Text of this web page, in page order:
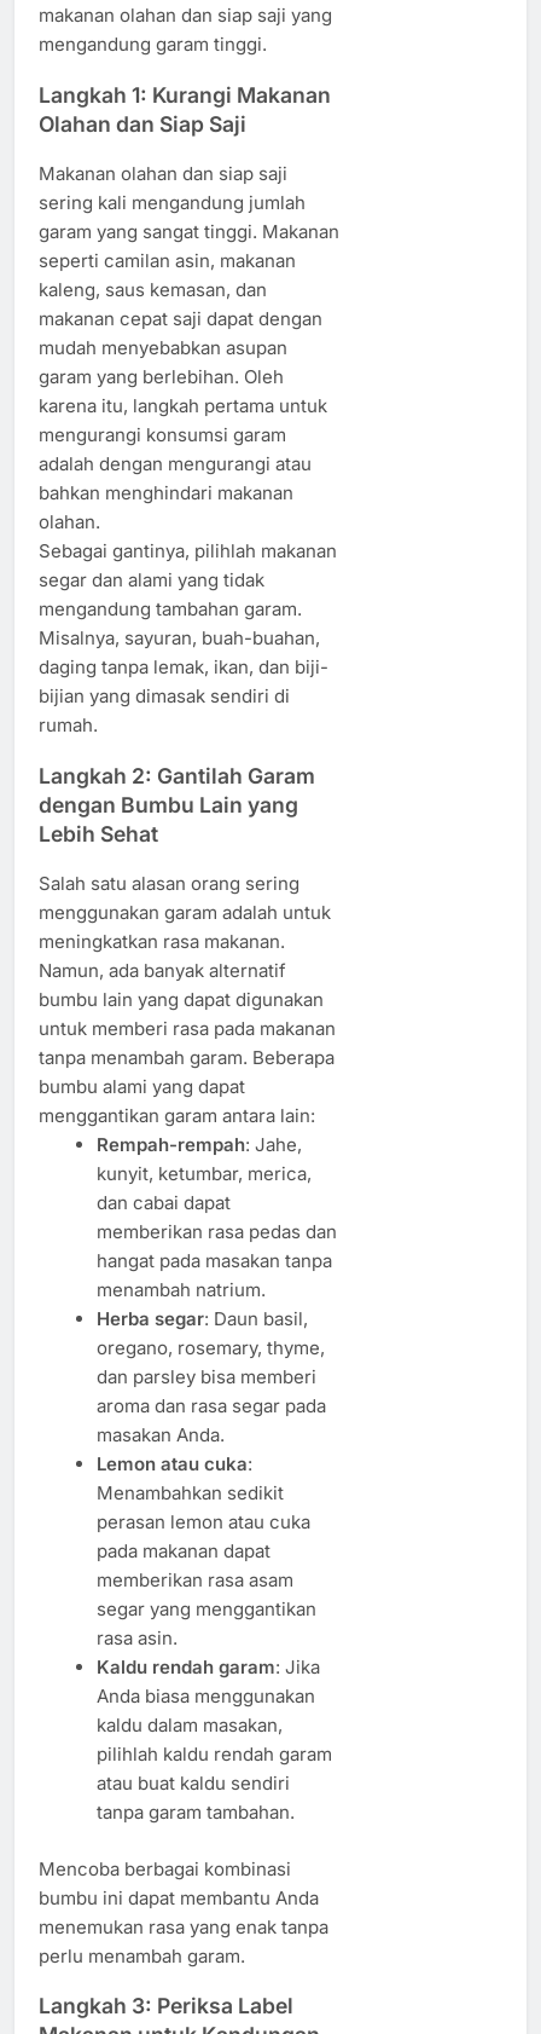
makanan olahan dan siap saji yang
mengandung garam tinggi.
Langkah 1: Kurangi Makanan
Olahan dan Siap Saji
Makanan olahan dan siap saji
sering kali mengandung jumlah
garam yang sangat tinggi. Makanan
seperti camilan asin, makanan
kaleng, saus kemasan, dan
makanan cepat saji dapat dengan
mudah menyebabkan asupan
garam yang berlebihan. Oleh
karena itu, langkah pertama untuk
mengurangi konsumsi garam
adalah dengan mengurangi atau
bahkan menghindari makanan
olahan.
Sebagai gantinya, pilihlah makanan
segar dan alami yang tidak
mengandung tambahan garam.
Misalnya, sayuran, buah-buahan,
daging tanpa lemak, ikan, dan biji-
bijian yang dimasak sendiri di
rumah.
Langkah 2: Gantilah Garam
dengan Bumbu Lain yang
Lebih Sehat
Salah satu alasan orang sering
menggunakan garam adalah untuk
meningkatkan rasa makanan.
Namun, ada banyak alternatif
bumbu lain yang dapat digunakan
untuk memberi rasa pada makanan
tanpa menambah garam. Beberapa
bumbu alami yang dapat
menggantikan garam antara lain:
Rempah-rempah: Jahe,
kunyit, ketumbar, merica,
dan cabai dapat
memberikan rasa pedas dan
hangat pada masakan tanpa
menambah natrium.
Herba segar: Daun basil,
oregano, rosemary, thyme,
dan parsley bisa memberi
aroma dan rasa segar pada
masakan Anda.
Lemon atau cuka:
Menambahkan sedikit
perasan lemon atau cuka
pada makanan dapat
memberikan rasa asam
segar yang menggantikan
rasa asin.
Kaldu rendah garam: Jika
Anda biasa menggunakan
kaldu dalam masakan,
pilihlah kaldu rendah garam
atau buat kaldu sendiri
tanpa garam tambahan.
Mencoba berbagai kombinasi
bumbu ini dapat membantu Anda
menemukan rasa yang enak tanpa
perlu menambah garam.
Langkah 3: Periksa Label